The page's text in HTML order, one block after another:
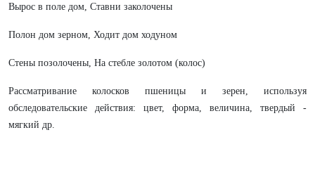
Вырос в поле дом, Ставни заколочены
Полон дом зерном, Ходит дом ходуном
Стены позолочены, На стебле золотом (колос)
Рассматривание колосков пшеницы и зерен, используя
обследовательские действия: цвет, форма, величина, твердый -
мягкий др.